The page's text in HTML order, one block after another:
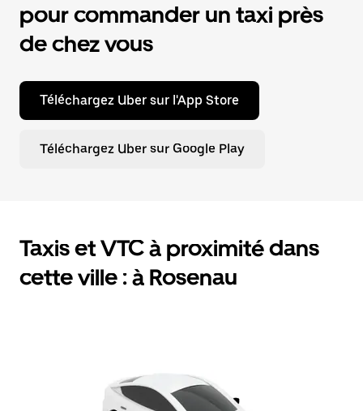
pour commander un taxi près
de chez vous
Téléchargez Uber sur l'App Store
Téléchargez Uber sur Google Play
Taxis et VTC à proximité dans
cette ville : à Rosenau